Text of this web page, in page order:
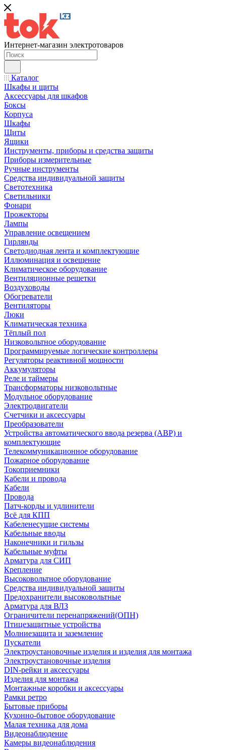
Интернет-магазин электротоваров
Каталог
Шкафы и щиты
Аксессуары для шкафов
Боксы
Корпуса
Шкафы
Щиты
Ящики
Инструменты, приборы и средства защиты
Приборы измерительные
Ручные инструменты
Средства индивидуальной защиты
Светотехника
Светильники
Фонари
Прожекторы
Лампы
Управление освещением
Гирлянды
Светодиодная лента и комплектующие
Иллюминация и освещение
Климатическое оборудование
Вентиляционные решетки
Воздуховоды
Обогреватели
Вентиляторы
Люки
Климатическая техника
Тёплый пол
Низковольтное оборудование
Программируемые логические контроллеры
Регуляторы реактивной мощности
Аккумуляторы
Реле и таймеры
Трансформаторы низковольтные
Модульное оборудование
Электродвигатели
Счетчики и аксессуары
Преобразователи
Устройства автоматического ввода резерва (АВР) и
комплектующие
Телекоммуникационное оборудование
Пожарное оборудование
Токоприемники
Кабели и провода
Кабели
Провода
Патч-корды и удлинители
Всё для КПП
Кабеленесущие системы
Кабельные вводы
Наконечники и гильзы
Кабельные муфты
Арматура для СИП
Крепление
Высоковольтное оборудование
Средства индивидуальной защиты
Предохранители высоковольтные
Арматура для ВЛЗ
Ограничители перенапряжений(ОПН)
Птицезащитные устройства
Молниезащита и заземление
Пускатели
Электроустановочные изделия и изделия для монтажа
Электроустановочные изделия
DIN-рейки и аксессуары
Изделия для монтажа
Монтажные коробки и аксессуары
Рамки ретро
Бытовые приборы
Кухонно-бытовое оборудование
Малая техника для дома
Видеонаблюдение
Камеры видеонаблюдения